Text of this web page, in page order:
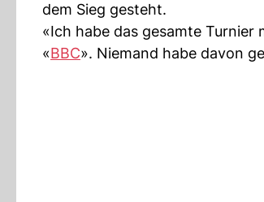
dem Sieg gesteht.
«Ich habe das gesamte
«BBC». Niemand habe davon